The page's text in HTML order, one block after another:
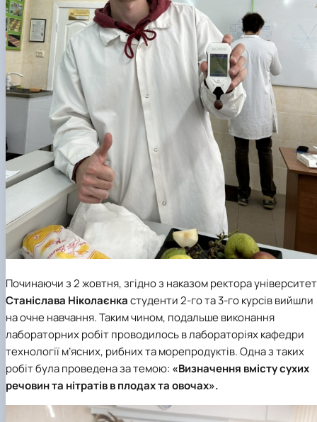
Починаючи з 2 жовтня, згідно з наказом ректора
Станіслава Ніколаєнкастуденти 2-го та 3-го курсів вийшли
на очне навчання. Таким чином, подальше виконання
лабораторних робіт проводилось в лабораторіях кафедри
технології м’ясних, рибних та морепродуктів. Одна з таких
робіт була проведена за темою: «Визначення вмісту сухих
речовин та нітратів в плодах та овочах».